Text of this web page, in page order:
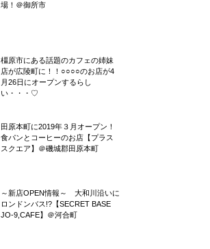
場！＠御所市
橿原市にある話題のカフェの姉妹
店が広陵町に！！○○○○のお店が4
月26日にオープンするらし
い・・・♡
田原本町に2019年３月オープン！
食パンとコーヒーのお店【プラス
スクエア】＠磯城郡田原本町
～新店OPEN情報～ 大和川沿いに
ロンドンバス!?【SECRET BASE
JO-9,CAFE】＠河合町